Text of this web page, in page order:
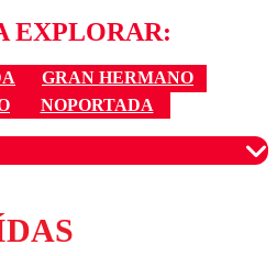
EXPLORAR:
GRAN HERMANO
NOPORTADA
para garantizar un
respetuoso.